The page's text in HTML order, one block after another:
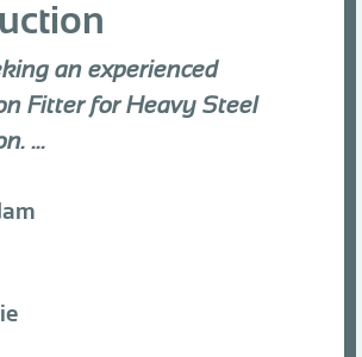
an experienced
Fitter for Heavy Steel
...